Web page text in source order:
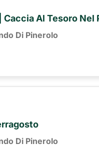
Al Tesoro Nel
Di Pinerolo
Di Pinerolo